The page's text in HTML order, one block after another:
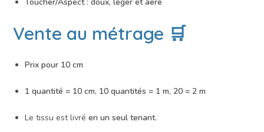
Vente au métrage 🛒
Prix pour 10 cm
1 quantité = 10 cm, 10 quantités = 1 m, 20 = 2 m
Le tissu est livréen un seul tenant.